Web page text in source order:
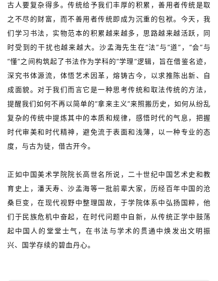
古人要复杂得多。传统给予我们丰厚的积累，善用者传统是取
之不尽的财富，而不善用者传统即成为沉重的包袱。今天，我
们学习书法，实物范本的积累越来越多，思路越来越活跃，同
时受到的干扰也越来越大。沙孟海先生在“法”与“道”，“会”与
“懂”之间构筑起了书法作为学科的“学理”逻辑，旨在借鉴名迹，
深究书体源流，体悟艺术因革，熔铸古今，以求推陈出新、自
成面貌。对于我们而言它是一种思考传统和取法传统的方法，
提醒我们如何不再以简单的“拿来主义”来照搬历史，如何从纷乱
复杂的传统中提炼其中的本质和规律，感悟时代的气息，把握
时代审美和时代精神，避免流于表面和浅薄，以一种专业的态
度，与古为徒，借古开今。
正如中国美术学院院长高世名所说，二十世纪中国艺术史和教
育史上，潘天寿、沙孟海等一批前辈大家，历经百年中国的沧
桑巨变，在现代视野中整理国故，于学院体系中弘扬国粹，他
们于民族危机中奋起，在时代问题中自新，从传统正学中鼓荡
起中国人的堂堂士气，在书法与学术的贯通中焕发出文明振
兴、国学存续的碧血丹心。